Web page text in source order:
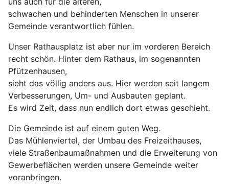
schwachen und behinderten Menschen in unserer
Gemeinde verantwortlich fühlen.
Unser Rathausplatz ist aber nur im vorderen Bereich
recht schön. Hinter dem Rathaus, im sogenannten
Pfützenhausen,
sieht das völlig anders aus. Hier werden seit langem
Verbesserungen, Um- und Ausbauten geplant.
Es wird Zeit, dass nun endlich dort etwas geschieht.
Die Gemeinde ist auf einem guten Weg.
Das Mühlenviertel, der Umbau des Freizeithauses,
viele Straßenbaumaßnahmen und die Erweiterung von
Gewerbeflächen werden unsere Gemeinde weiter
voranbringen.